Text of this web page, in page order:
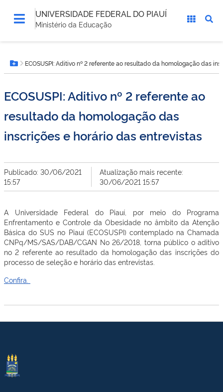
UNIVERSIDADE FEDERAL DO PIAUÍ
Ministério da Educação
está
aqui:Botão Menu
ECOSUSPI: Aditivo nº 2 referente ao resultado da homologação das
ECOSUSPI: Aditivo nº 2 referente ao
resultado da homologação das
inscrições e horário das entrevistas
Publicado: 30/06/2021
15:57
Atualização mais recente:
30/06/2021 15:57
A Universidade Federal do Piauí, por meio do Programa
Enfrentamento e Controle da Obesidade no âmbito da Atenção
Básica do SUS no Piauí (ECOSUSPI) contemplado na Chamada
CNPq/MS/SAS/DAB/CGAN No 26/2018, torna público o aditivo
no 2 referente ao resultado da homologação das inscrições do
processo de seleção e horário das entrevistas.
Confira.